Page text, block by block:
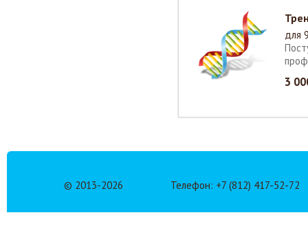
для
3
© 2013-2026 Телефон: +7 (812) 417-52-72